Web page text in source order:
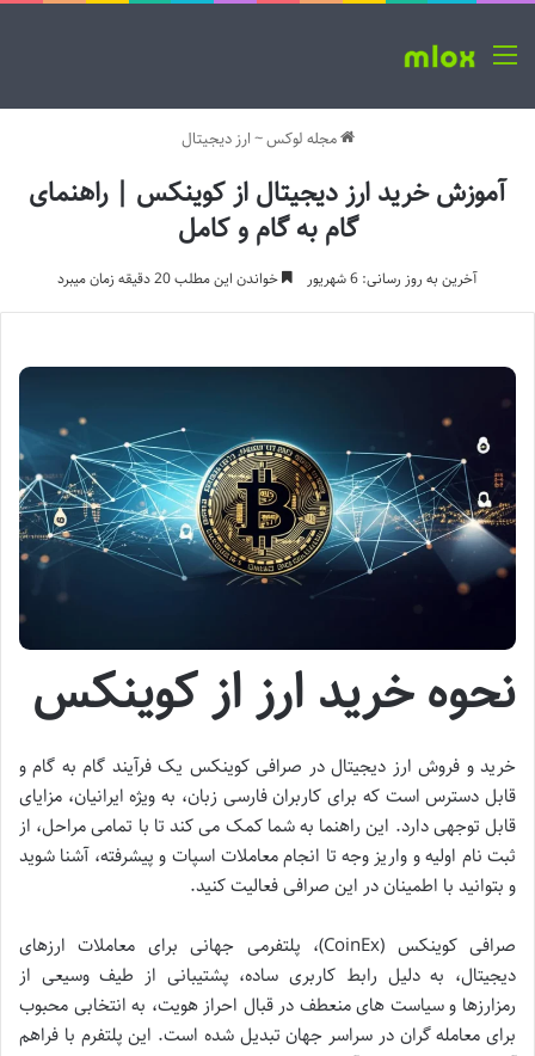
منو
مجله لوکس~ ارز دیجیتال
آموزش خرید ارز دیجیتال از کوینکس | راهنمای
گام به گام و کامل
آخرین به روز رسانی: 6 شهریور خواندن این مطلب 20 دقیقه زمان میبرد
نحوه خرید ارز از کوینکس
خرید و فروش ارز دیجیتال در صرافی کوینکس یک فرآیند گام به گام و
قابل دسترس است که برای کاربران فارسی زبان، به ویژه ایرانیان، مزایای
قابل توجهی دارد. این راهنما به شما کمک می کند تا با تمامی مراحل، از
ثبت نام اولیه و واریز وجه تا انجام معاملات اسپات و پیشرفته، آشنا شوید
و بتوانید با اطمینان در این صرافی فعالیت کنید.
صرافی کوینکس (CoinEx)، پلتفرمی جهانی برای معاملات ارزهای
دیجیتال، به دلیل رابط کاربری ساده، پشتیبانی از طیف وسیعی از
رمزارزها و سیاست های منعطف در قبال احراز هویت، به انتخابی محبوب
برای معامله گران در سراسر جهان تبدیل شده است. این پلتفرم با فراهم